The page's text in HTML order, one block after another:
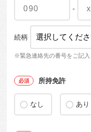
-
続柄
※緊急連絡先の番号をご記入
所持免許
なし あり